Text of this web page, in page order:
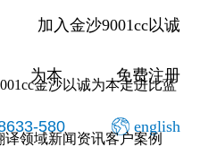
加入金沙9001cc以诚
为本 免费注册
580 english
金沙以诚为本走进比蓝
译领域新闻资讯客户案例